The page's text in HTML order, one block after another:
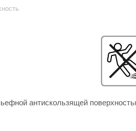
антискользящей